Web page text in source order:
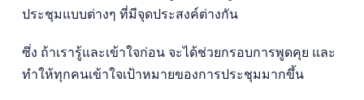
ประชุมแบบต่างๆ ที่มีจุดประสงค์ต่างกัน
ซึ่ง ถ้าเรารู้และเข้าใจก่อน จะได้ช่วยกรอบการพูดคุย และ
ทำให้ทุกคนเข้าใจเป้าหมายของการประชุมมากขึ้น